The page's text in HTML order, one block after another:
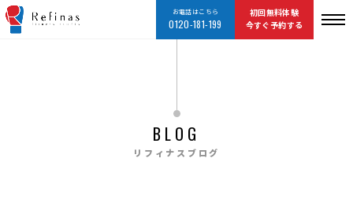
お電話はこちら
0120-181-199
初回無料体験
今すぐ予約する
BLOG
リフィナスブログ